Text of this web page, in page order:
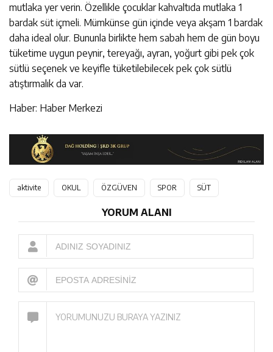
mutlaka yer verin. Özellikle çocuklar kahvaltıda mutlaka 1
bardak süt içmeli. Mümkünse gün içinde veya akşam 1 bardak
daha ideal olur. Bununla birlikte hem sabah hem de gün boyu
tüketime uygun peynir, tereyağı, ayran, yoğurt gibi pek çok
sütlü seçenek ve keyifle tüketilebilecek pek çok sütlü
atıştırmalık da var.
Haber: Haber Merkezi
aktivite OKUL ÖZGÜVEN SPOR SÜT
YORUM ALANI